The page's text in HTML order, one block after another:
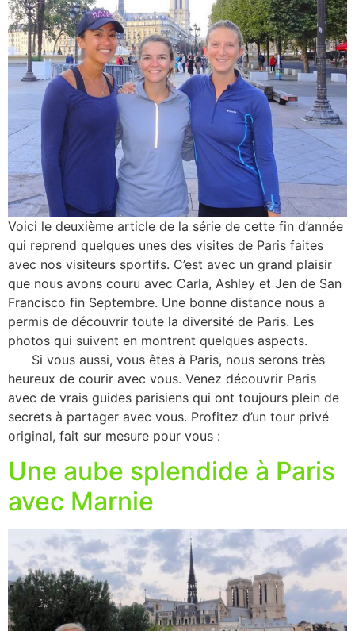
Voici le deuxième article de la série de cette fin d’année
qui reprend quelques unes des visites de Paris faites
avec nos visiteurs sportifs. C’est avec un grand plaisir
que nous avons couru avec Carla, Ashley et Jen de San
Francisco fin Septembre. Une bonne distance nous a
permis de découvrir toute la diversité de Paris. Les
photos qui suivent en montrent quelques aspects.
Si vous aussi, vous êtes à Paris, nous serons très
heureux de courir avec vous. Venez découvrir Paris
avec de vrais guides parisiens qui ont toujours plein de
secrets à partager avec vous. Profitez d’un tour privé
original, fait sur mesure pour vous :
Une aube splendide à Paris
avec Marnie